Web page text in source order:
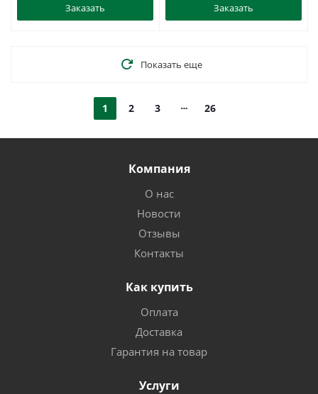
Заказать Заказать
Показать еще
1 2 3 26
Компания
О нас
Новости
Отзывы
Контакты
Как купить
Оплата
Доставка
Гарантия на товар
Услуги